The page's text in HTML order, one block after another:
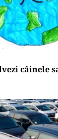
câinele